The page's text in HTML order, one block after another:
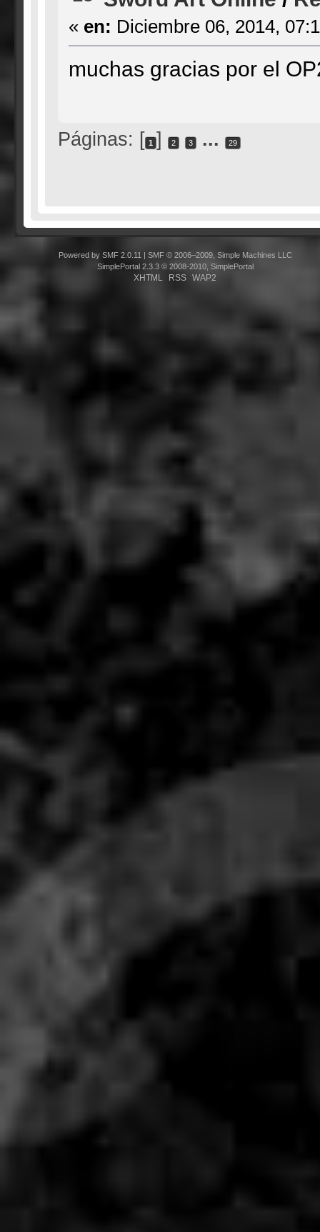
« en: Diciembre 06, 2014,
muchas gracias por el
Páginas: [ 1 ] 2 3 ... 29
Powered by SMF 2.0.11
SMF © 2006–2009, Simple Machines LLC
SimplePortal 2.3.3 © 2008-2010, SimplePortal
XHTML RSS WAP2